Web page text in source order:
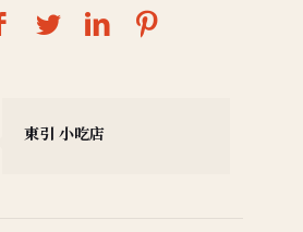
東引 小吃店